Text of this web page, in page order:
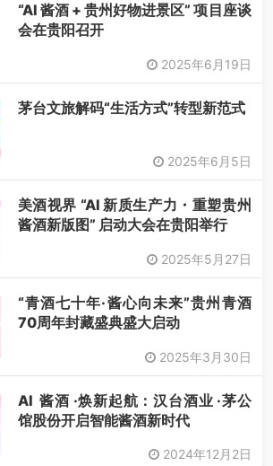
“AI 酱酒 + 贵州好物进景区” 项目座谈
会在贵阳召开
2025年6月19日
茅台文旅解码“生活方式”转型新范式
2025年6月5日
美酒视界 “AI 新质生产力・重塑贵州
酱酒新版图” 启动大会在贵阳举行
2025年5月27日
“青酒七十年·酱心向未来”贵州青酒
70周年封藏盛典盛大启动
2025年3月30日
AI 酱酒 ·焕新起航：汉台酒业 ·茅公
馆股份开启智能酱酒新时代
2024年12月2日